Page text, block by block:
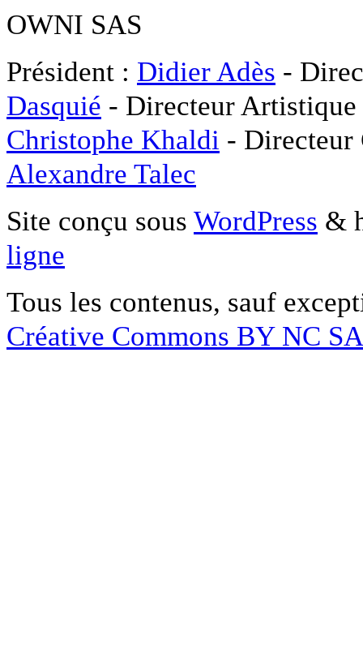
OWNI SAS
Président : Didier Adès -
Dasquié - Directeur
Christophe Khaldi -
Alexandre Talec
Site conçu sous WordPress &
ligne
Tous les contenus, sauf
Créative Commons BY NC SA